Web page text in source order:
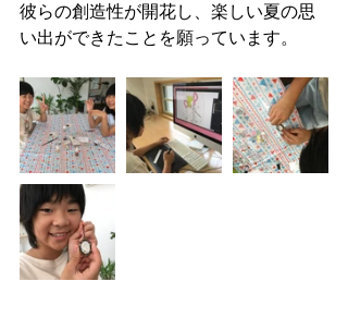
彼らの創造性が開花し、楽しい夏の思
い出ができたことを願っています。